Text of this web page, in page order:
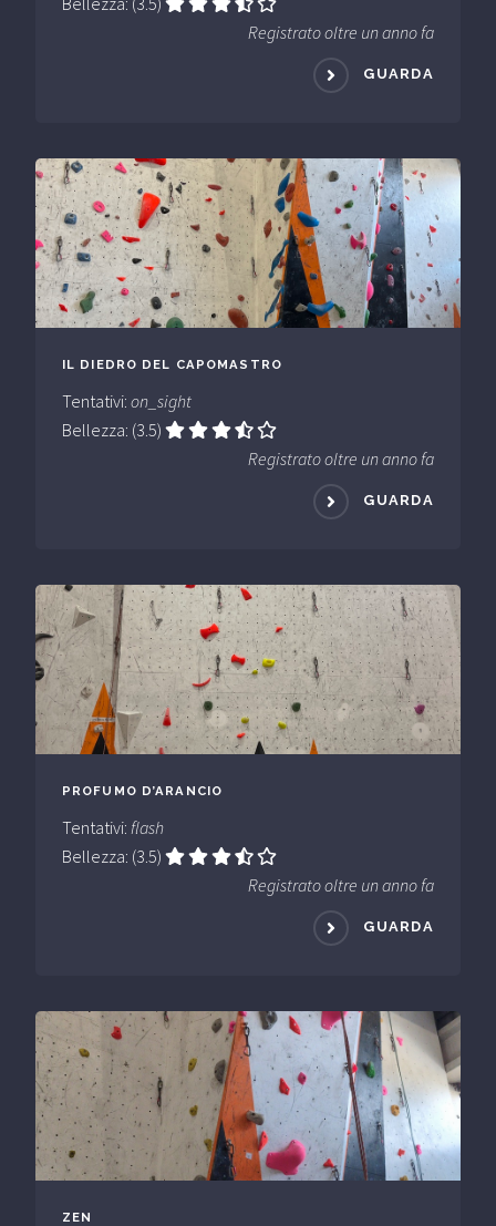
Registrato oltre un anno fa
GUARDA
IL DIEDRO DEL CAPOMASTRO
Tentativi: on_sight
Bellezza: (3.5)
Registrato oltre un anno fa
GUARDA
PROFUMO D’ARANCIO
Tentativi: flash
Bellezza: (3.5)
Registrato oltre un anno fa
GUARDA
ZEN